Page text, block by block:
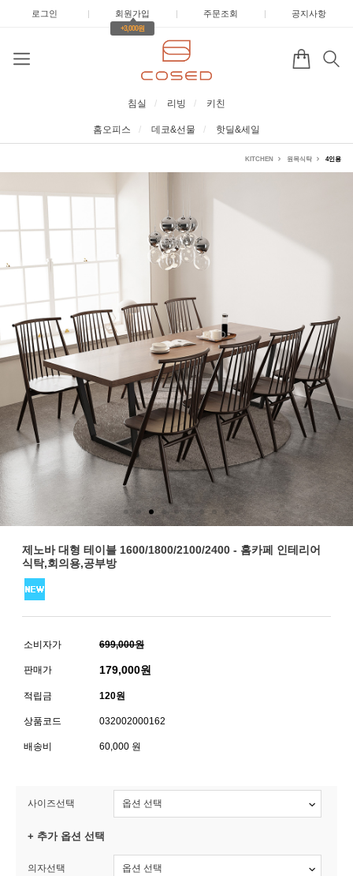
로그인 | 회원가입 |
+3,000원
주문조회 | 공지사항
침실 리빙 키친
홈오피스 데코&선물 핫딜&세일
KITCHEN 원목식탁 4인용
제노바 대형 테이블 1600/1800/2100/2400 - 홈카페 인테리어
식탁,회의용,공부방
소비자가 699,000원
판매가 179,000원
적립금 120원
상품코드 032002000162
배송비 60,000 원
사이즈선택
+ 추가 옵션 선택
의자선택